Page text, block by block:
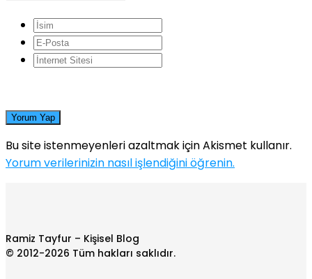
Yorum Yap
Bu site istenmeyenleri azaltmak için Akismet kullanır.
Yorum verilerinizin nasıl işlendiğini öğrenin.
Ramiz Tayfur – Kişisel Blog
© 2012-2026 Tüm hakları saklıdır.